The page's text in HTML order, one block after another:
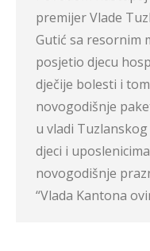
premijer Vlade
Gutić sa resornim
posjetio djecu
dječije bolesti i
novogodišnje
u vladi
djeci i
novogodišnje
“Vlada Kantona